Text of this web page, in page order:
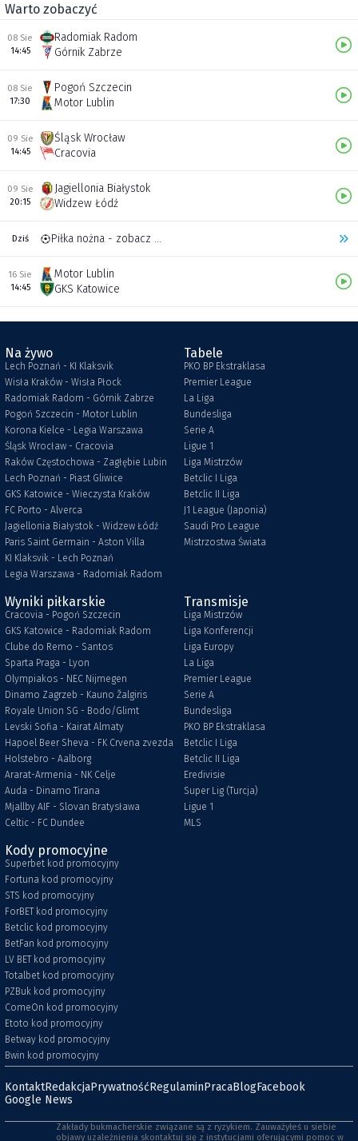
Warto zobaczyć
08 Sie
14:45
Radomiak Radom
Górnik Zabrze
08 Sie
17:30
Pogoń Szczecin
Motor Lublin
09 Sie
14:45
Śląsk Wrocław
Cracovia
09 Sie
20:15
Jagiellonia Białystok
Widzew Łódź
Dziś Piłka nożna - zobacz inne transmisje
16 Sie
14:45
Motor Lublin
GKS Katowice
Na żywo
Lech Poznań - KI Klaksvik
Wisła Kraków - Wisła Płock
Radomiak Radom - Górnik Zabrze
Pogoń Szczecin - Motor Lublin
Korona Kielce - Legia Warszawa
Śląsk Wrocław - Cracovia
Raków Częstochowa - Zagłębie Lubin
Lech Poznań - Piast Gliwice
GKS Katowice - Wieczysta Kraków
FC Porto - Alverca
Jagiellonia Białystok - Widzew Łódź
Paris Saint Germain - Aston Villa
KI Klaksvik - Lech Poznań
Legia Warszawa - Radomiak Radom
Tabele
PKO BP Ekstraklasa
Premier League
La Liga
Bundesliga
Serie A
Ligue 1
Liga Mistrzów
Betclic I Liga
Betclic II Liga
J1 League (Japonia)
Saudi Pro League
Mistrzostwa Świata
Wyniki piłkarskie
Cracovia - Pogoń Szczecin
GKS Katowice - Radomiak Radom
Clube do Remo - Santos
Sparta Praga - Lyon
Olympiakos - NEC Nijmegen
Dinamo Zagrzeb - Kauno Žalgiris
Royale Union SG - Bodo/Glimt
Levski Sofia - Kairat Almaty
Hapoel Beer Sheva - FK Crvena zvezda
Holstebro - Aalborg
Ararat-Armenia - NK Celje
Auda - Dinamo Tirana
Mjallby AIF - Slovan Bratysława
Celtic - FC Dundee
Transmisje
Liga Mistrzów
Liga Konferencji
Liga Europy
La Liga
Premier League
Serie A
Bundesliga
PKO BP Ekstraklasa
Betclic I Liga
Betclic II Liga
Eredivisie
Super Lig (Turcja)
Ligue 1
MLS
Kody promocyjne
Superbet kod promocyjny
Fortuna kod promocyjny
STS kod promocyjny
ForBET kod promocyjny
Betclic kod promocyjny
BetFan kod promocyjny
LV BET kod promocyjny
Totalbet kod promocyjny
PZBuk kod promocyjny
ComeOn kod promocyjny
Etoto kod promocyjny
Betway kod promocyjny
Bwin kod promocyjny
KontaktRedakcjaPrywatnośćRegulaminPracaBlogFacebook
Google News
Zakłady bukmacherskie związane są z ryzykiem. Zauważyłeś u siebie
objawy uzależnienia skontaktuj się z instytucjami oferującymi pomoc w